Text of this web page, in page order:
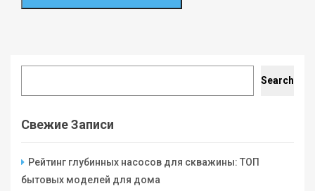
Search
Свежие Записи
Рейтинг глубинных насосов для скважины: ТОП
бытовых моделей для дома